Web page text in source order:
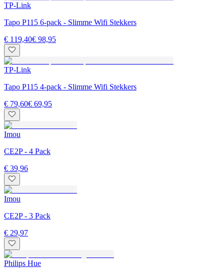
TP-Link
Tapo P115 6-pack - Slimme Wifi Stekkers
€ 119,40€ 98,95
TP-Link
Tapo P115 4-pack - Slimme Wifi Stekkers
€ 79,60€ 69,95
Imou
CE2P - 4 Pack
€ 39,96
Imou
CE2P - 3 Pack
€ 29,97
Philips Hue